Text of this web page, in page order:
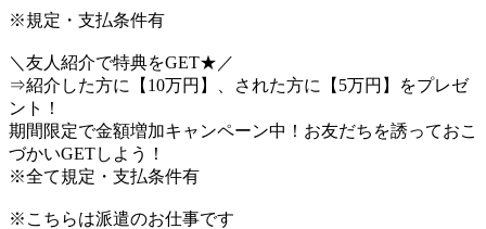
※規定・支払条件有
＼友人紹介で特典をGET★／
⇒紹介した方に【10万円】、された方に【5万円】をプレゼ
ント！
期間限定で金額増加キャンペーン中！お友だちを誘っておこ
づかいGETしよう！
※全て規定・支払条件有
※こちらは派遣のお仕事です